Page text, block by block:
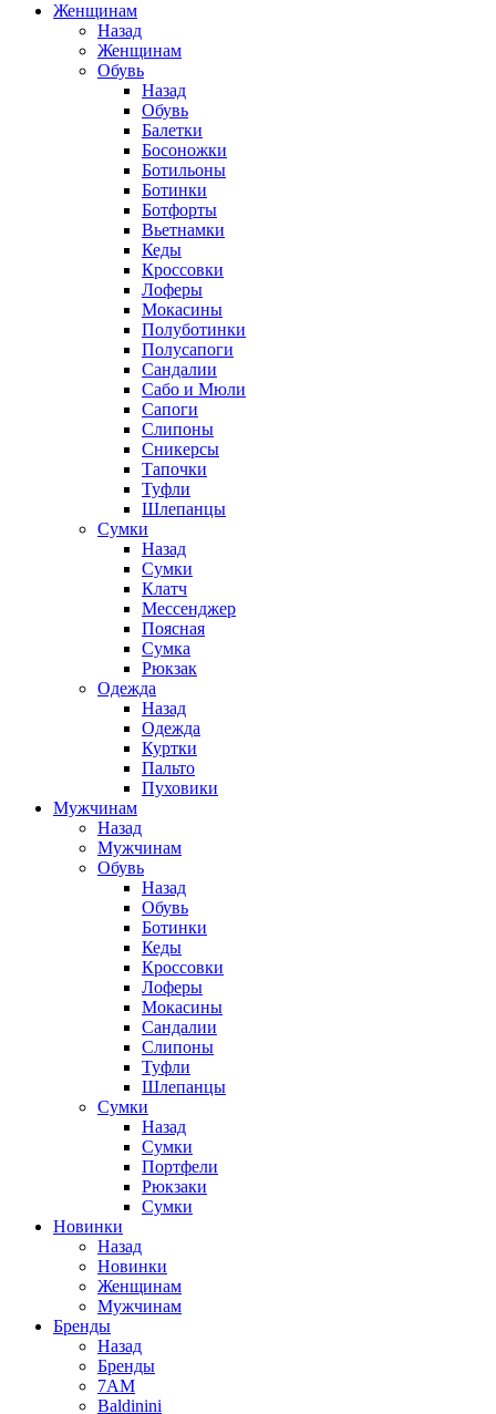
Женщинам
Назад
Женщинам
Обувь
Назад
Обувь
Балетки
Босоножки
Ботильоны
Ботинки
Ботфорты
Вьетнамки
Кеды
Кроссовки
Лоферы
Мокасины
Полуботинки
Полусапоги
Сандалии
Сабо и Мюли
Сапоги
Слипоны
Сникерсы
Тапочки
Туфли
Шлепанцы
Cумки
Назад
Cумки
Клатч
Мессенджер
Поясная
Сумка
Рюкзак
Одежда
Назад
Одежда
Куртки
Пальто
Пуховики
Мужчинам
Назад
Мужчинам
Обувь
Назад
Обувь
Ботинки
Кеды
Кроссовки
Лоферы
Мокасины
Сандалии
Слипоны
Туфли
Шлепанцы
Сумки
Назад
Сумки
Портфели
Рюкзаки
Сумки
Новинки
Назад
Новинки
Женщинам
Мужчинам
Бренды
Назад
Бренды
7AM
Baldinini